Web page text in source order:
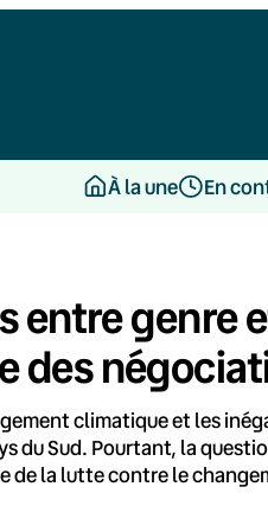
À la une En
entre genre
des
climatique et les
du Sud. Pourtant, la
de la lutte contre le